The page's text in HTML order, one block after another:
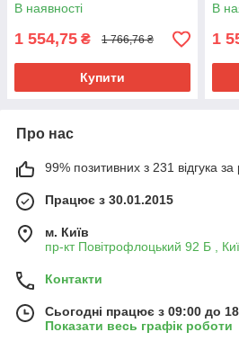
В наявності
1 554,75 ₴ 1 766,76 ₴
Купити
В
1
Про нас
99% позитивних з 231 відгука за
Працює з 30.01.2015
м. Київ
пр-кт Повітрофлоцький 92 Б ,
Контакти
Сьогодні працює з 09:00 до
Показати весь графік роботи